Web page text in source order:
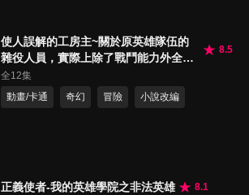
使人誤解的工房主~關於原英雄隊伍的
雜役人員，實際上除了戰鬥能力外全是
SSS的故事~
8.5
全12集
動畫/卡通
奇幻 冒險 小說改編
正義使者-我的英雄學院之非法英雄
8.1